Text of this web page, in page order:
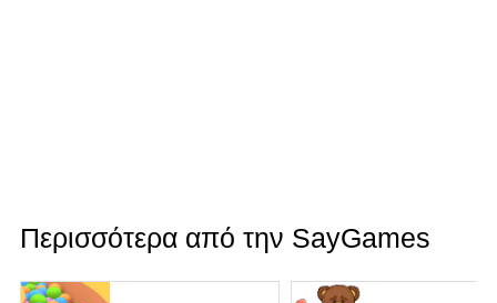
Περισσότερα από την SayGames